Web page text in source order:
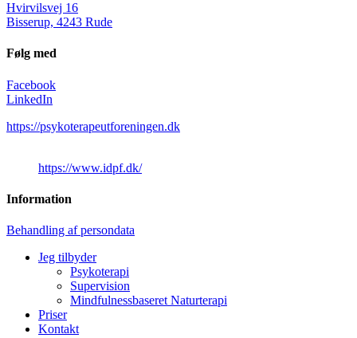
Hvirvilsvej 16
Bisserup, 4243 Rude
Følg med
Facebook
LinkedIn
https://psykoterapeutforeningen.dk
https://www.idpf.dk/
Information
Behandling af persondata
Jeg tilbyder
Psykoterapi
Supervision
Mindfulnessbaseret Naturterapi
Priser
Kontakt